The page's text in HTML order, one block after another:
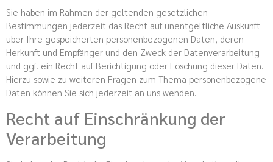
Sie haben im Rahmen der geltenden gesetzlichen
Bestimmungen jederzeit das Recht auf unentgeltliche Auskunft
über Ihre gespeicherten personenbezogenen Daten, deren
Herkunft und Empfänger und den Zweck der Datenverarbeitung
und ggf. ein Recht auf Berichtigung oder Löschung dieser Daten.
Hierzu sowie zu weiteren Fragen zum Thema personenbezogene
Daten können Sie sich jederzeit an uns wenden.
Recht auf Einschränkung der
Verarbeitung